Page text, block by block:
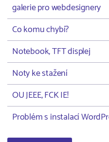
galerie pro webdesignery
Co komu chybí?
Notebook, TFT displej
Noty ke stažení
OU JEEE, FCK IE!
Problém s instalací